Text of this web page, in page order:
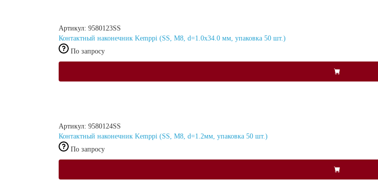
Артикул: 9580123SS
Контактный наконечник Kemppi (SS, М8, d=1.0x34.0 мм, упаковка 50 шт.)
По запросу
Артикул: 9580124SS
Контактный наконечник Kemppi (SS, М8, d=1.2мм, упаковка 50 шт.)
По запросу